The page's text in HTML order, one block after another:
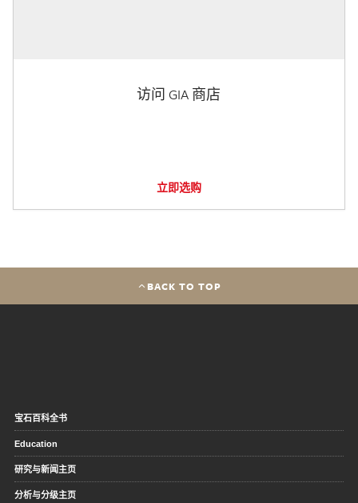
访问 GIA 商店
立即选购
BACK TO TOP
宝石百科全书
Education
研究与新闻主页
分析与分级主页